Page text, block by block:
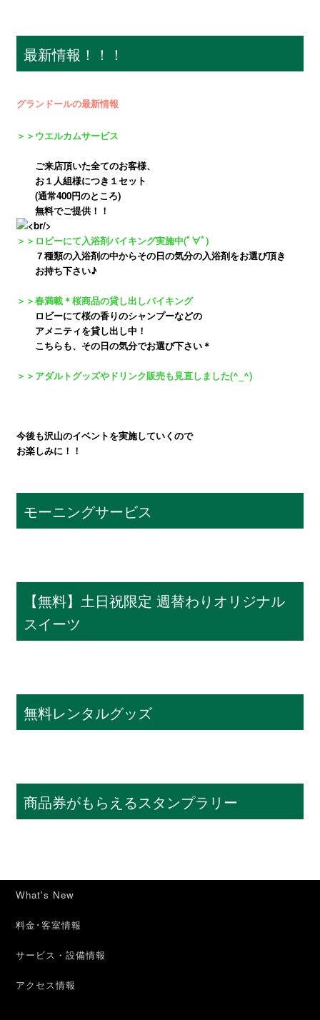
最新情報！！！
グランドールの最新情報
＞＞ウエルカムサービス
ご来店頂いた全てのお客様、
お１人組様につき１セット
(通常400円のところ)
無料でご提供！！
＞＞ロビーにて入浴剤バイキング実施中(ﾟ∀ﾟ)
７種類の入浴剤の中からその日の気分の入浴剤をお選び頂き
お持ち下さい♪
＞＞春満載＊桜商品の貸し出しバイキング
ロビーにて桜の香りのシャンプーなどの
アメニティを貸し出し中！
こちらも、その日の気分でお選び下さい＊
＞＞アダルトグッズやドリンク販売も見直しました(^_^)
今後も沢山のイベントを実施していくので
お楽しみに！！
モーニングサービス
【無料】土日祝限定 週替わりオリジナル
スイーツ
無料レンタルグッズ
商品券がもらえるスタンプラリー
What's New
料金･客室情報
サービス・設備情報
アクセス情報